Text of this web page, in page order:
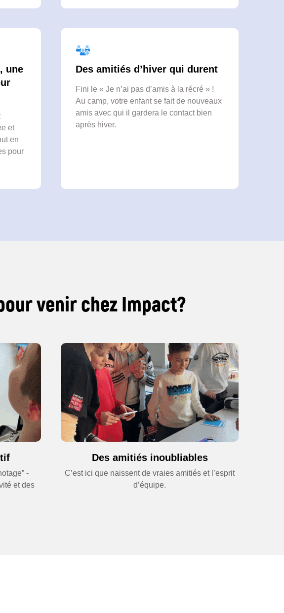
une
et
en
pour
Des amitiés d’hiver qui durent
Fini le « Je n’ai pas d’amis à la récré » !
Au camp, votre enfant se fait de nouveaux
amis avec qui il gardera le contact bien
après hiver.
venir chez Impact?
-
et des
Des amitiés inoubliables
C’est ici que naissent de vraies amitiés et l’esprit
d’équipe.